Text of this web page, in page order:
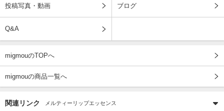
投稿写真・動画 ブログ
Q&A
migmouのTOPへ
migmouの商品一覧へ
関連リンク メルティーリップエッセンス